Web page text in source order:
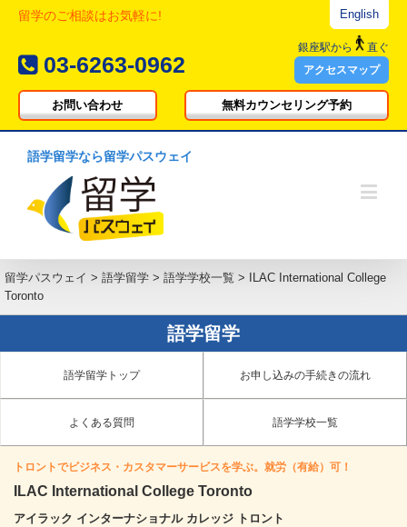
留学のご相談はお気軽に!
03-6263-0962
English
銀座駅から
直ぐ
アクセスマップ
お問い合わせ 無料カウンセリング予約
語学留学なら留学パスウェイ
留学パスウェイ > 語学留学 > 語学学校一覧 >
ILAC International College
Toronto
語学留学
語学留学トップ お申し込みの手続きの流れ
よくある質問 語学学校一覧
トロントでビジネス・カスタマーサービスを学ぶ。就労（有給）可！
ILAC International College Toronto
アイラック インターナショナル カレッジ トロント